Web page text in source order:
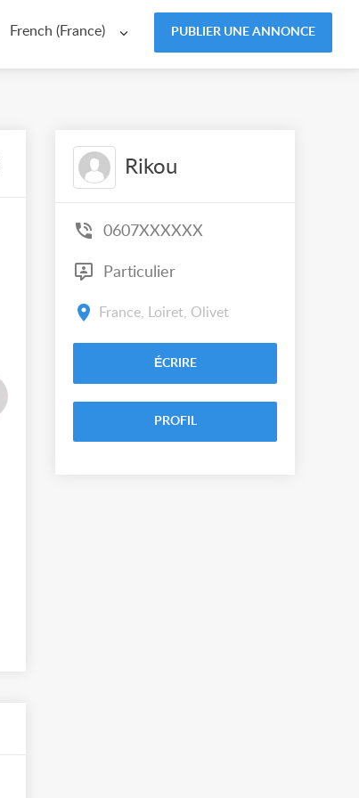
French (France) PUBLIER UNE ANNONCE
Rikou
0607XXXXXX
Particulier
France, Loiret, Olivet
ÉCRIRE
PROFIL